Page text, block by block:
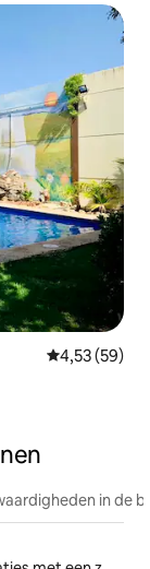
Gemiddelde
4,53 (59)
in de